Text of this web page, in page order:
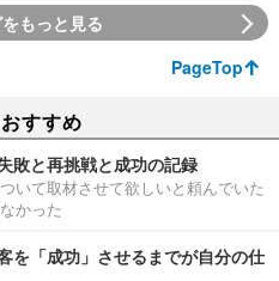
もっと見る
PageTop
すすめ
敗と再挑戦と成功の記録
いて取材させて欲しいと頼んでいた
かった
を「成功」させるまでが自分の仕